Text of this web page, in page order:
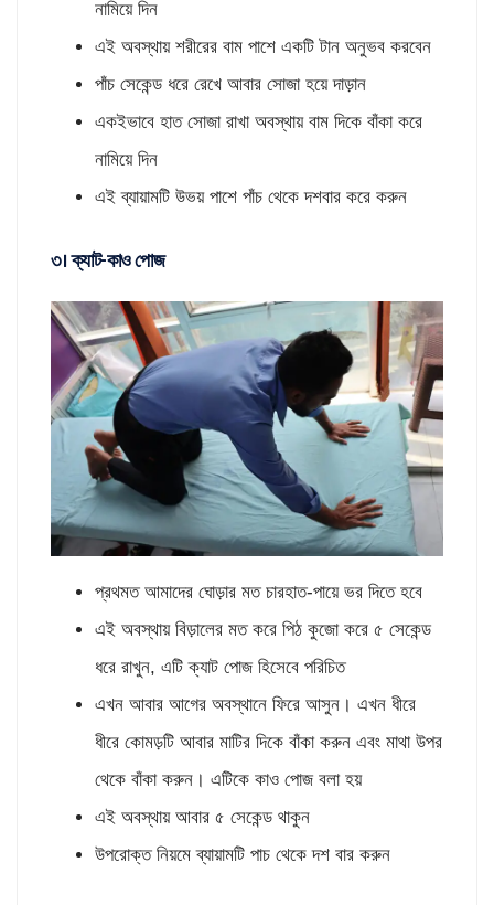
নামিয়ে দিন
এই অবস্থায় শরীরের বাম পাশে একটি টান অনুভব করবেন
পাঁচ সেকেন্ড ধরে রেখে আবার সোজা হয়ে দাড়ান
একইভাবে হাত সোজা রাখা অবস্থায় বাম দিকে বাঁকা করে
নামিয়ে দিন
এই ব্যায়ামটি উভয় পাশে পাঁচ থেকে দশবার করে করুন
৩। ক্যাট-কাও পোজ
প্রথমত আমাদের ঘোড়ার মত চারহাত-পায়ে ভর দিতে হবে
এই অবস্থায় বিড়ালের মত করে পিঠ কুজো করে ৫ সেকেন্ড
ধরে রাখুন, এটি ক্যাট পোজ হিসেবে পরিচিত
এখন আবার আগের অবস্থানে ফিরে আসুন। এখন ধীরে
ধীরে কোমড়টি আবার মাটির দিকে বাঁকা করুন এবং মাথা উপর
থেকে বাঁকা করুন। এটিকে কাও পোজ বলা হয়
এই অবস্থায় আবার ৫ সেকেন্ড থাকুন
উপরোক্ত নিয়মে ব্যায়ামটি পাচ থেকে দশ বার করুন